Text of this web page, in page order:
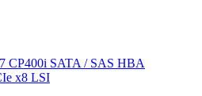
CP400i SATA / SAS HBA
x8 LSI